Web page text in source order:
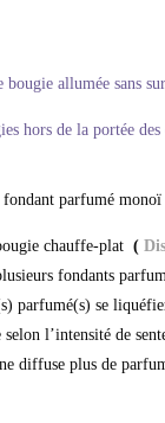
bougie allumée sans
hors de la portée des
parfumé monoï
chauffe-plat (
fondants
parfumé(s) se
l’intensité de
diffuse plus de